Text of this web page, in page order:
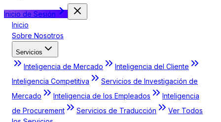
Inicio de Sesión
Inicio
Sobre Nosotros
Servicios
Inteligencia de Mercado
Inteligencia del Cliente
Inteligencia Competitiva
Servicios de Investigación de
Mercado
Inteligencia de los Empleados
Inteligencia
de Procurement
Servicios de Traducción
Ver Todos